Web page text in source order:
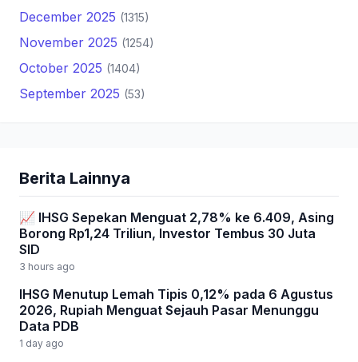
December 2025 (1315)
November 2025 (1254)
October 2025 (1404)
September 2025 (53)
Berita Lainnya
📈 IHSG Sepekan Menguat 2,78% ke 6.409, Asing
Borong Rp1,24 Triliun, Investor Tembus 30 Juta
SID
3 hours ago
IHSG Menutup Lemah Tipis 0,12% pada 6 Agustus
2026, Rupiah Menguat Sejauh Pasar Menunggu
Data PDB
1 day ago